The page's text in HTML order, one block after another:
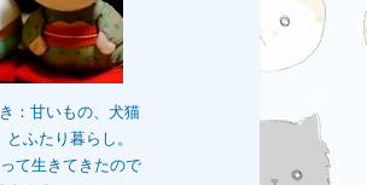
：甘いもの、犬猫
ふたり暮らし。
て生きてきたので